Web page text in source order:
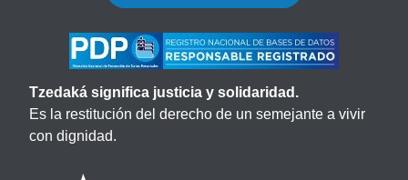
Tzedaká significa justicia y solidaridad.
Es la restitución del derecho de un semejante a vivir
con dignidad.